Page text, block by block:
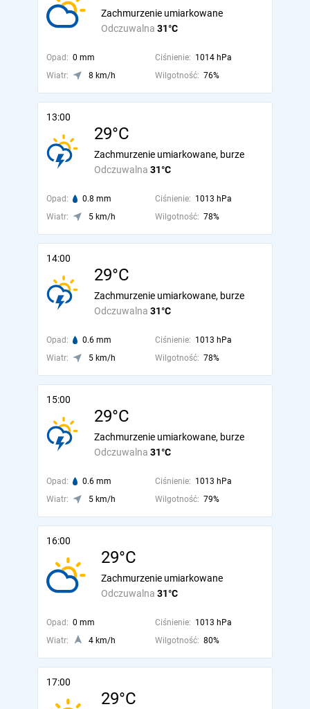
Odczuwalna 31°C
Zachmurzenie umiarkowane
Opad: 0 mm Ciśnienie: 1014 hPa
Wiatr:
8 km/h Wilgotność: 76%
13:00
29°C
Odczuwalna 31°C
Zachmurzenie umiarkowane, burze
Opad: 0.8 mm Ciśnienie: 1013 hPa
Wiatr:
5 km/h Wilgotność: 78%
14:00
29°C
Odczuwalna 31°C
Zachmurzenie umiarkowane, burze
Opad: 0.6 mm Ciśnienie: 1013 hPa
Wiatr:
5 km/h Wilgotność: 78%
15:00
29°C
Odczuwalna 31°C
Zachmurzenie umiarkowane, burze
Opad: 0.6 mm Ciśnienie: 1013 hPa
Wiatr:
5 km/h Wilgotność: 79%
16:00
29°C
Odczuwalna 31°C
Zachmurzenie umiarkowane
Opad: 0 mm Ciśnienie: 1013 hPa
Wiatr:
4 km/h Wilgotność: 80%
17:00
29°C